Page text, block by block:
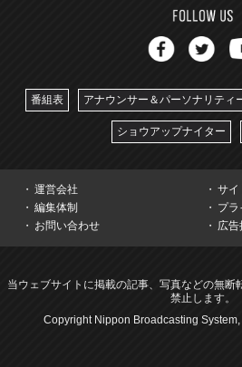
番組表 アナウンサー＆パーソナリティ
ショウアップナイター
運営会社
サイ
編集体制
プラ
お問い合わせ
広告
当ウェブサイトに掲載の記事、写真などの無断
禁止します。
Copyright Nippon Broadcasting System,